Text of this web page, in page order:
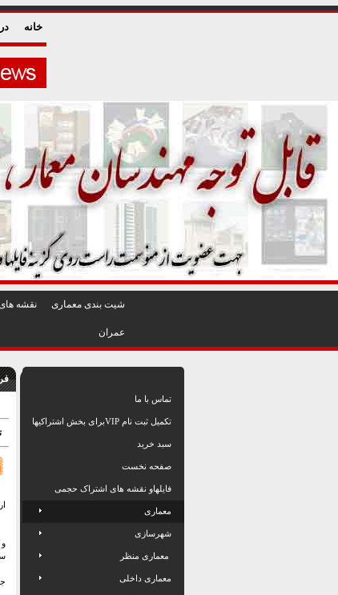
خانه
شيت بندی معماری نقشه
عمران
تماس با ما
تکمیل ثبت نام VIPبرای بخش اشتراکیها
سبد خرید
صفحه نخست
فایلهاو نقشه های اشتراک حجمی
معماری
شهرسازی
معماری منظر
معماری داخلی